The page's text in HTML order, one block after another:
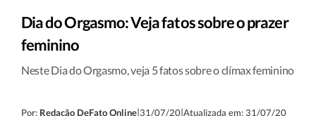
Dia do Orgasmo: Veja fatos sobre o prazer
feminino
Neste Dia do Orgasmo, veja 5 fatos sobre o clímax feminino
Por: Redação DeFato Online|31/07/20|Atualizada em: 31/07/20